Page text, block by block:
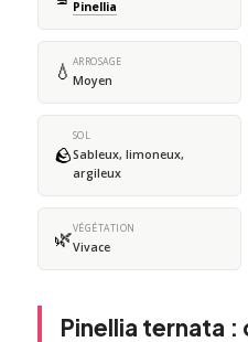
Pinellia
💧 ARROSAGE
Moyen
🪨
SOL
Sableux, limoneux,
argileux
🌿VÉGÉTATION
Vivace
Pinellia ternata